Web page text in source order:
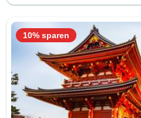
10% sparen